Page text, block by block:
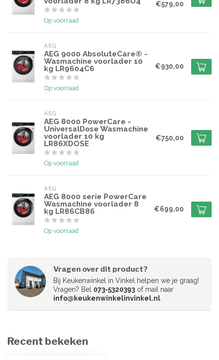
Op voorraad
€579,00
AEG
AEG 9000 AbsoluteCare® -
Wasmachine voorlader 10
kg LR9604C6
Op voorraad
€930,00
AEG
AEG 8000 PowerCare -
UniversalDose Wasmachine
voorlader 10 kg
LR86XDOSE
Op voorraad
€750,00
AEG
AEG 8000 serie PowerCare
Wasmachine voorlader 8
kg LR86CB86
Op voorraad
€699,00
Vragen over dit product?
Bij Keukenwinkel in Vinkel helpen we je graag!
Vragen? Bel 073-5320393 of mail naar
info@keukenwinkelinvinkel.nl.
Recent bekeken